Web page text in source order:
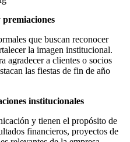
premiaciones
que buscan reconocer
la imagen institucional.
agradecer a clientes o socios
las fiestas de fin de año
institucionales
y tienen el propósito de
financieros, proyectos de